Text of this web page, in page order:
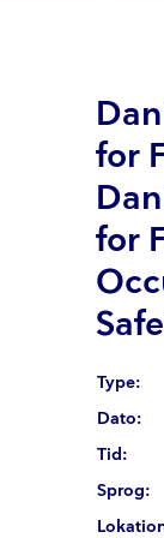
for
for
Type:
Dato:
Tid:
Sprog: